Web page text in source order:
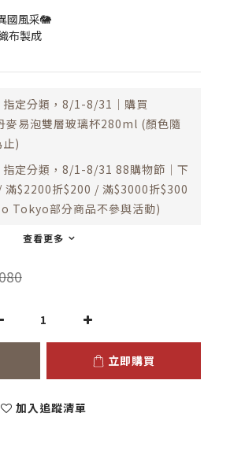
國風采🐘
布製成
指定分類，8/1-8/31｜購買
麥易泡雙層玻璃杯280ml (顏色隨
)
指定分類，8/1-8/31 88購物節｜下
$2200折$200 / 滿$3000折$300
Tokyo部分商品不參與活動)
查看更多
立即購買
加入追蹤清單